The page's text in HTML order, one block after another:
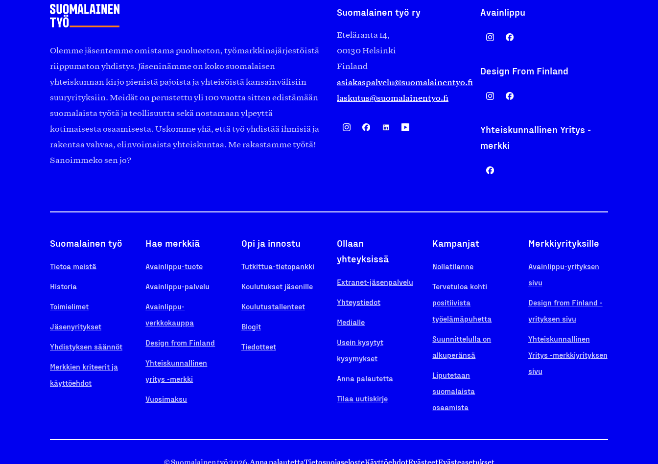
Olemme jäsentemme omistama puolueeton, työmarkkinajärjestöistä
riippumaton yhdistys. Jäseninämme on koko suomalaisen
yhteiskunnan kirjo pienistä pajoista ja yhteisöistä kansainvälisiin
suuryrityksiin. Meidät on perustettu yli 100 vuotta sitten edistämään
suomalaista työtä ja teollisuutta sekä nostamaan ylpeyttä
kotimaisesta osaamisesta. Uskomme yhä, että työ yhdistää ihmisiä ja
rakentaa vahvaa, elinvoimaista yhteiskuntaa. Me rakastamme työtä!
Sanoimmeko sen jo?
Suomalainen työ ry
Eteläranta 14,
00130 Helsinki
Finland
asiakaspalvelu@suomalainentyo.fi
laskutus@suomalainentyo.fi
Avainlippu
Design From Finland
Yhteiskunnallinen Yritys -
merkki
Suomalainen työ
Tietoa meistä
Historia
Toimielimet
Jäsenyritykset
Yhdistyksen säännöt
Merkkien kriteerit ja
käyttöehdot
Hae merkkiä
Avainlippu-tuote
Avainlippu-palvelu
Avainlippu-
verkkokauppa
Design from Finland
Yhteiskunnallinen
yritys -merkki
Vuosimaksu
Opi ja innostu
Tutkittua-tietopankki
Koulutukset jäsenille
Koulutustallenteet
Blogit
Tiedotteet
Ollaan
yhteyksissä
Extranet-jäsenpalvelu
Yhteystiedot
Medialle
Usein kysytyt
kysymykset
Anna palautetta
Tilaa uutiskirje
Kampanjat
Nollatilanne
Tervetuloa kohti
positiivista
työelämäpuhetta
Suunnittelulla on
alkuperänsä
Liputetaan
suomalaista
osaamista
Merkkiyrityksille
Avainlippu-yrityksen
sivu
Design from Finland -
yrityksen sivu
Yhteiskunnallinen
Yritys -merkkiyrityksen
sivu